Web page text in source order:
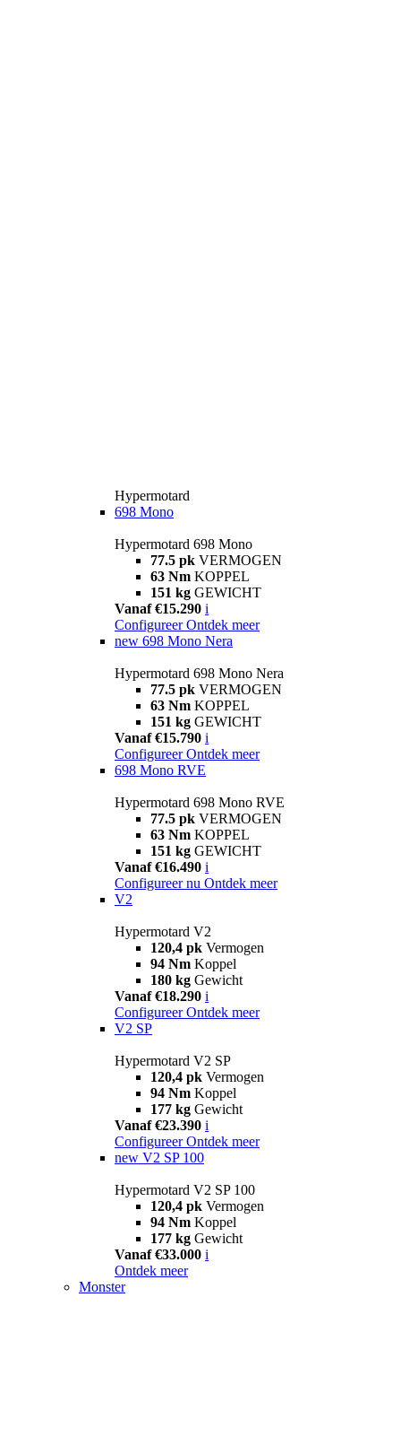
Hypermotard
698 Mono
Hypermotard 698 Mono
77.5 pk VERMOGEN
63 Nm KOPPEL
151 kg GEWICHT
Vanaf €15.290 i
Configureer Ontdek meer
new 698 Mono Nera
Hypermotard 698 Mono Nera
77.5 pk VERMOGEN
63 Nm KOPPEL
151 kg GEWICHT
Vanaf €15.790 i
Configureer Ontdek meer
698 Mono RVE
Hypermotard 698 Mono RVE
77.5 pk VERMOGEN
63 Nm KOPPEL
151 kg GEWICHT
Vanaf €16.490 i
Configureer nu Ontdek meer
V2
Hypermotard V2
120,4 pk Vermogen
94 Nm Koppel
180 kg Gewicht
Vanaf €18.290 i
Configureer Ontdek meer
V2 SP
Hypermotard V2 SP
120,4 pk Vermogen
94 Nm Koppel
177 kg Gewicht
Vanaf €23.390 i
Configureer Ontdek meer
new V2 SP 100
Hypermotard V2 SP 100
120,4 pk Vermogen
94 Nm Koppel
177 kg Gewicht
Vanaf €33.000 i
Ontdek meer
Monster